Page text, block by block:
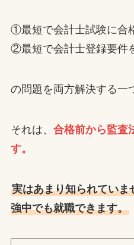
①最短で会計士試験に合
②最短で会計士登録要件
の問題を両方解決する一
それは、 合格前から監査
す。
実はあまり知られていま
強中でも就職できます。